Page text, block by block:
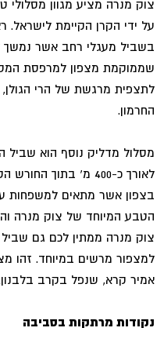
צוק מנרה מציע מגוון מסלולי
על ידי הקרן הקיימת לישראל.
שממוקמת מצפון למרפסת
לתצפית מרגשת של הרי הגולן,
החרמון.
מסלול מדליק נוסף הוא שביל
לאורך כ-400 מ' בתוך
בצפון אשר מתאים למשפחות
הטבע המיוחד של צוק מנרה
למצפור מרשים במיוחד. זהו
אמיר קרא, שנפל בקרב
נקודות מרתקות בסביבה